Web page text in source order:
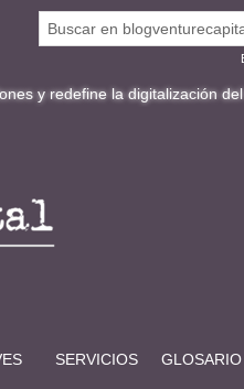
la digitalización del mercado de
SERVICIOS GLOSARIO